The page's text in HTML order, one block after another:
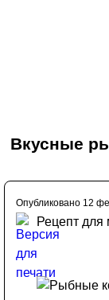
Вкусные
Опубликовано 12
Рецепт для